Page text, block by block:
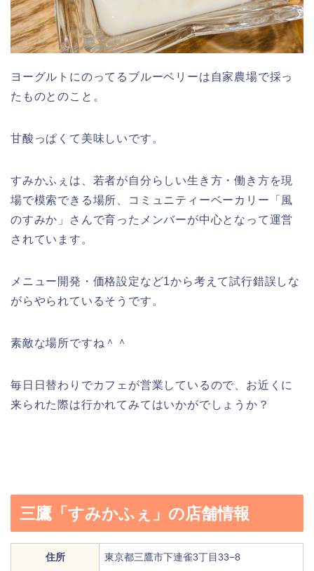
ヨーグルトにのってるブルーベリーは自家農場で採っ
たものとのこと。
甘酸っぱくて美味しいです。
すみかふぇは、若者が自分らしい生き方・働き方を現
場で模索できる場所、コミュニティーベーカリー「風
のすみか」さんで育ったメンバーが中心となって運営
されています。
メニュー開発・価格設定など1から考えて試行錯誤しな
がらやられているそうです。
素敵な場所ですね＾＾
毎日日替わりでカフェが営業しているので、お近くに
来られた際は行かれてみてはいかがでしょうか？
三鷹「すみかふぇ」の店舗情報
住所 東京都三鷹市下連雀3丁目33−8